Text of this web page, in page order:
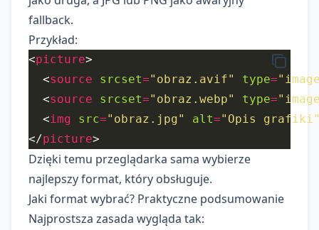
fallback.
Przykład:
<picture
  <
source srcset="obraz.avif" type=
  <
source srcset="obraz.webp" type=
  <
img src="obraz.jpg" alt="Opis
</picture
Dzięki temu przeglądarka sama wybierze
najlepszy format, który obsługuje.
Jaki format wybrać? Praktyczne podsumowanie
Najprostsza zasada wygląda tak: